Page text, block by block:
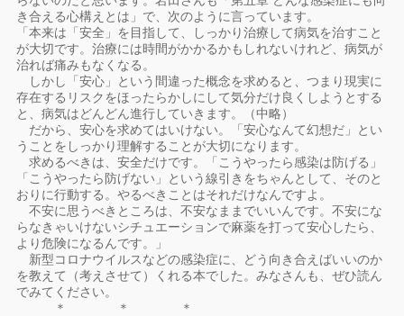
き合える心構えとは」で、次のように言っています。
「本来は「安全」を目指して、しっかり治療して病気を治すこと
が大切です。治療には時間がかかるかもしれないけれど、病気が
治れば痛みもなくなる。
しかし「安心」という間違った概念を求めると、つまり現実に
存在するリスクをほったらかしにして気分だけ良くしようとする
と、病気はどんどん進行していきます。（中略）
だから、安心を求めてはいけない。「安心なんて幻想だ」とい
うことをしっかり理解することが大切になります。
求めるべきは、安全だけです。「こうやったら感染は防げる」
「こうやったら防げない」という線引きをちゃんとして、そのと
おりに行動する。やるべきことはそれだけなんですよ。
不安に思うべきところは、不安なままでいいんです。不安にな
らなきゃいけないシチュエーションで麻薬を打って安心したら、
より危険になるんです。」
新型コロナウイルスなどの感染症に、どう向き合えばいいのか
を教えて（考えさせて）くれる本でした。みなさんも、ぜひ読ん
でみてください。
＊ ＊ ＊